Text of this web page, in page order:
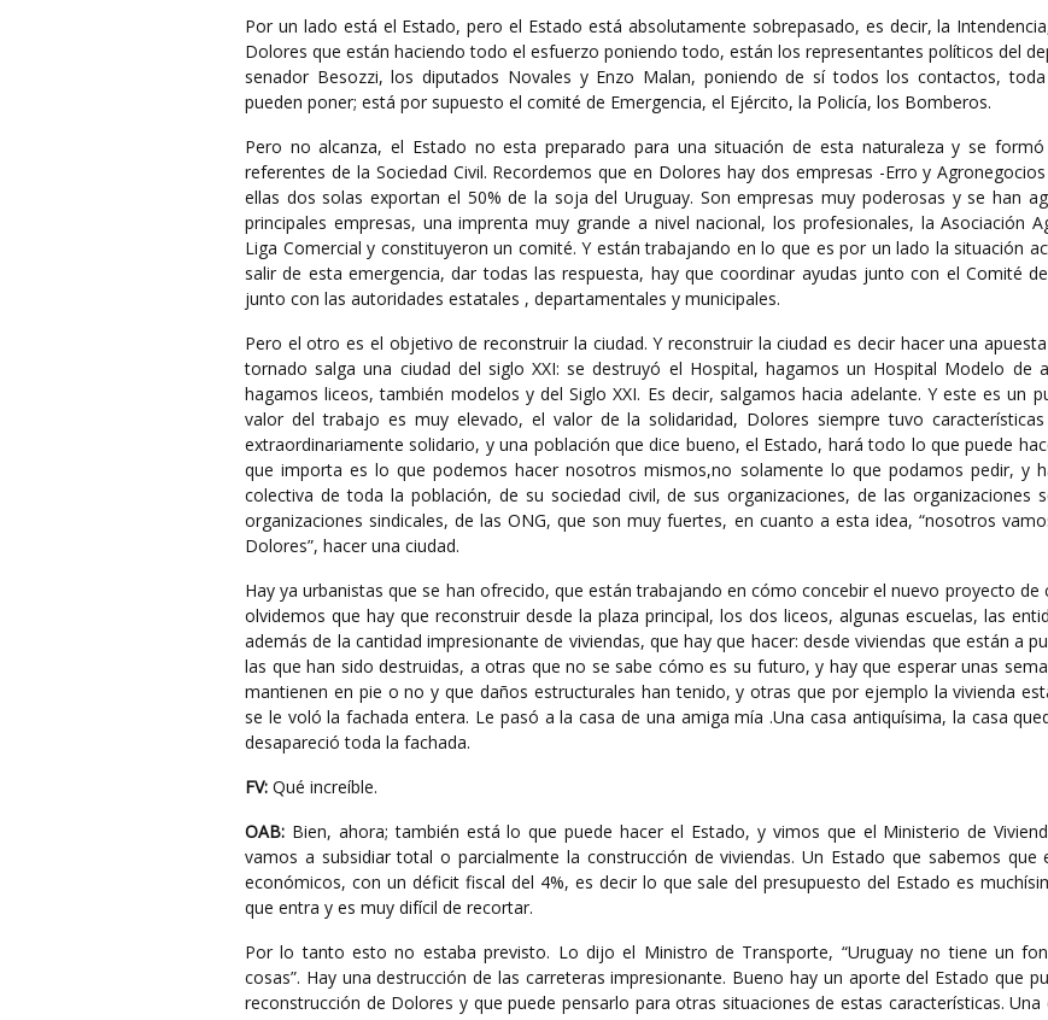
Por un lado está el Estado, pero el Estado está absolutamente sobrepasado, es decir, la
Dolores que están haciendo todo el esfuerzo poniendo todo, están los representantes políticos del
senador Besozzi, los diputados Novales y Enzo Malan, poniendo de sí todos los contactos,
pueden poner; está por supuesto el comité de Emergencia, el Ejército, la Policía, los Bomberos.
Pero no alcanza, el Estado no esta preparado para una situación de esta naturaleza y se
referentes de la Sociedad Civil. Recordemos que en Dolores hay dos empresas -Erro y
ellas dos solas exportan el 50% de la soja del Uruguay. Son empresas muy poderosas y se han
principales empresas, una imprenta muy grande a nivel nacional, los profesionales, la Asociación
Liga Comercial y constituyeron un comité. Y están trabajando en lo que es por un lado la situación
salir de esta emergencia, dar todas las respuesta, hay que coordinar ayudas junto con el Comité
junto con las autoridades estatales , departamentales y municipales.
Pero el otro es el objetivo de reconstruir la ciudad. Y reconstruir la ciudad es decir hacer una
tornado salga una ciudad del siglo XXI: se destruyó el Hospital, hagamos un Hospital Modelo de
hagamos liceos, también modelos y del Siglo XXI. Es decir, salgamos hacia adelante. Y este es un
valor del trabajo es muy elevado, el valor de la solidaridad, Dolores siempre tuvo
extraordinariamente solidario, y una población que dice bueno, el Estado, hará todo lo que puede
que importa es lo que podemos hacer nosotros mismos,no solamente lo que podamos pedir, y
colectiva de toda la población, de su sociedad civil, de sus organizaciones, de las organizaciones
organizaciones sindicales, de las ONG, que son muy fuertes, en cuanto a esta idea, “nosotros
Dolores”, hacer una ciudad.
Hay ya urbanistas que se han ofrecido, que están trabajando en cómo concebir el nuevo proyecto de
olvidemos que hay que reconstruir desde la plaza principal, los dos liceos, algunas escuelas, las
además de la cantidad impresionante de viviendas, que hay que hacer: desde viviendas que están a
las que han sido destruidas, a otras que no se sabe cómo es su futuro, y hay que esperar unas
mantienen en pie o no y que daños estructurales han tenido, y otras que por ejemplo la vivienda
se le voló la fachada entera. Le pasó a la casa de una amiga mía .Una casa antiquísima, la casa
desapareció toda la fachada.
FV: Qué increíble.
OAB: Bien, ahora; también está lo que puede hacer el Estado, y vimos que el Ministerio de
vamos a subsidiar total o parcialmente la construcción de viviendas. Un Estado que sabemos que
económicos, con un déficit fiscal del 4%, es decir lo que sale del presupuesto del Estado es
que entra y es muy difícil de recortar.
Por lo tanto esto no estaba previsto. Lo dijo el Ministro de Transporte, “Uruguay no tiene un
cosas”. Hay una destrucción de las carreteras impresionante. Bueno hay un aporte del Estado que
reconstrucción de Dolores y que puede pensarlo para otras situaciones de estas características. Una